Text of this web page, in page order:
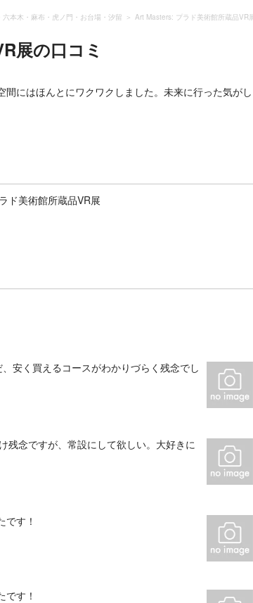
六本木・麻布・虎ノ門・お台場・汐留 Art Masters: プラド美術館所蔵品VR
展の口コミ
にはほんとにワクワクしました。未来に行った気がし
ド美術館所蔵品VR展
安く買えるコースがわかりづらく残念でし
残念ですが、常設にして欲しい。大好きに
す！
す！